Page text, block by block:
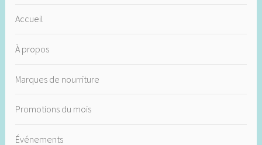
Accueil
À propos
Marques de nourriture
Promotions du mois
Événements